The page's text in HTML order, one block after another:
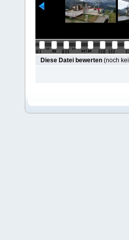
Diese Datei bewerten (noch